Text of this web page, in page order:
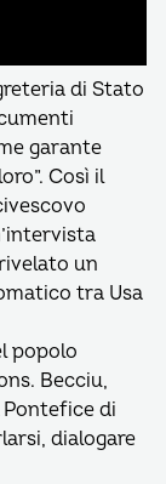
di Stato
garante
Così il
un
tra Usa
popolo
Becciu,
Pontefice di
dialogare